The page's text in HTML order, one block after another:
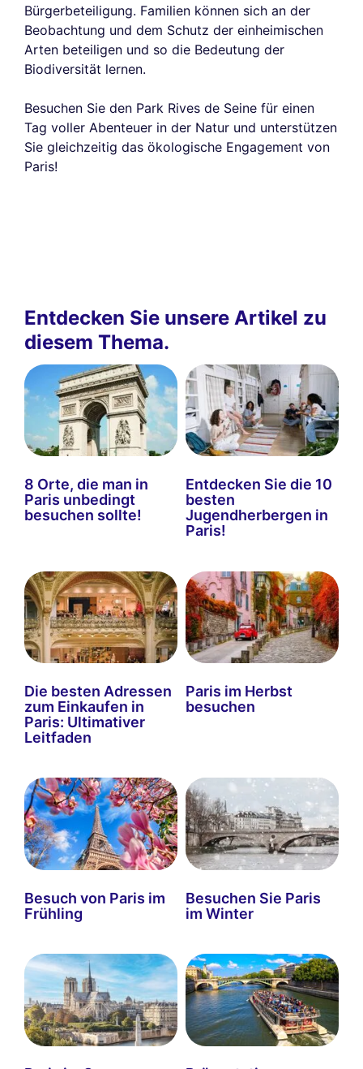
Bürgerbeteiligung. Familien können sich an der
Beobachtung und dem Schutz der einheimischen
Arten beteiligen und so die Bedeutung der
Biodiversität lernen.
Besuchen Sie den Park Rives de Seine für einen
Tag voller Abenteuer in der Natur und unterstützen
Sie gleichzeitig das ökologische Engagement von
Paris!
Entdecken Sie unsere Artikel zu
diesem Thema.
8 Orte, die man in
Paris unbedingt
besuchen sollte!
Entdecken Sie die 10
besten
Jugendherbergen in
Paris!
Die besten Adressen
zum Einkaufen in
Paris: Ultimativer
Leitfaden
Paris im Herbst
besuchen
Besuch von Paris im
Frühling
Besuchen Sie Paris
im Winter